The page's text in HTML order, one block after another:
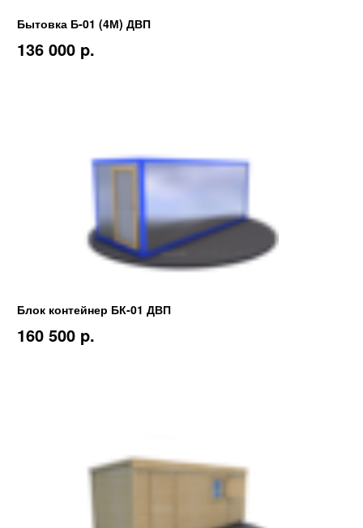
Бытовка Б-01 (4М) ДВП
136 000 p.
Блок контейнер БК-01 ДВП
160 500 p.